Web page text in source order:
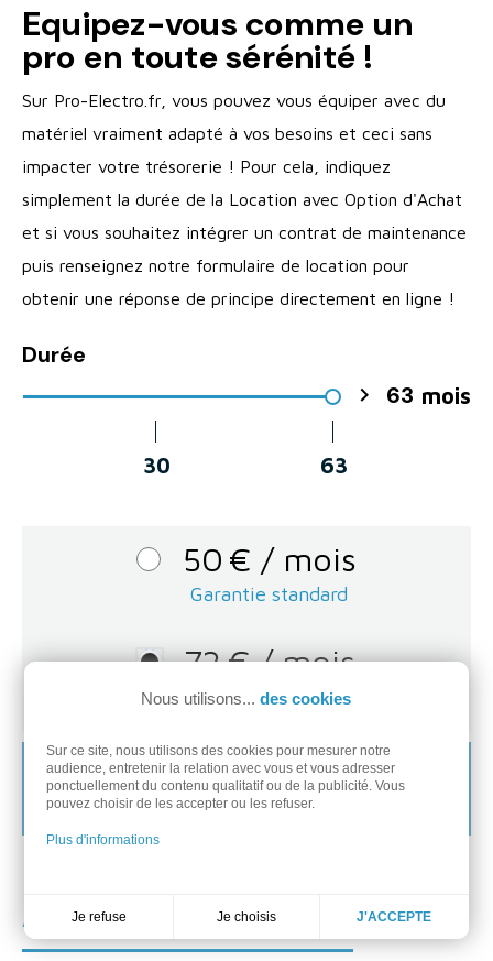
Equipez-vous comme un
pro en toute sérénité !
Sur Pro-Electro.fr, vous pouvez vous équiper avec du
matériel vraiment adapté à vos besoins et ceci sans
impacter votre trésorerie ! Pour cela, indiquez
simplement la durée de la Location avec Option d'Achat
et si vous souhaitez intégrer un contrat de maintenance
puis renseignez notre formulaire de location pour
obtenir une réponse de principe directement en ligne !
Durée
30 63
 63 mois
50 € / mois
Garantie standard
72€/ mois
Garantie63mois
Je demande ma location en ligne
Avis sous 24h et sans engagement
Accessoires & Consommables
Nous utilisons... des cookies
Sur ce site, nous utilisons des cookies pour mesurer notre
audience, entretenir la relation avec vous et vous adresser
ponctuellement du contenu qualitatif ou de la publicité. Vous
pouvez choisir de les accepter ou les refuser.
Plus d'informations
Je refuse Je choisis J'ACCEPTE